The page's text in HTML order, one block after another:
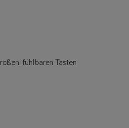
fühlbaren Tasten